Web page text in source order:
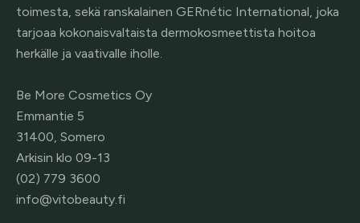
toimesta, sekä ranskalainen GERnétic International, joka
tarjoaa kokonaisvaltaista dermokosmeettista hoitoa
herkälle ja vaativalle iholle.
Be More Cosmetics Oy
Emmantie 5
31400, Somero
Arkisin klo 09-13
(02) 779 3600
info@vitobeauty.fi